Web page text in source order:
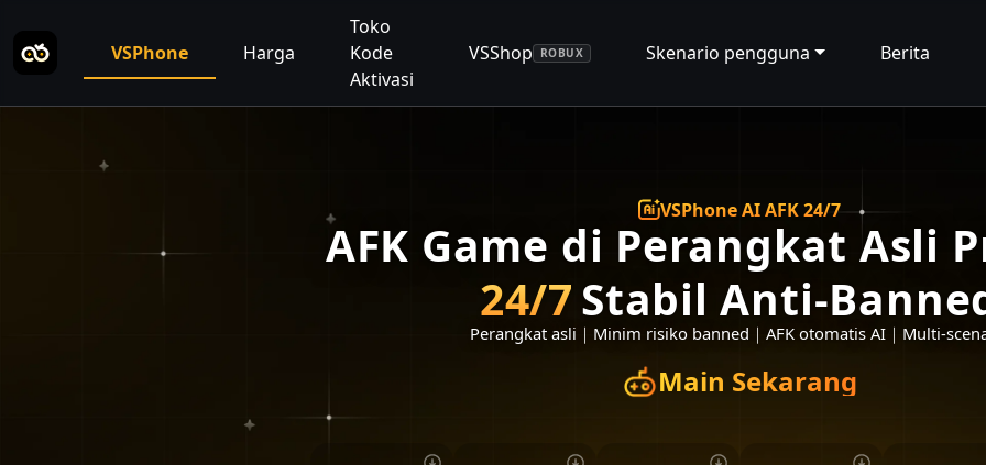
VSPhone Harga
Toko
Kode
Aktivasi
VSShop ROBUX Skenario pengguna Berita
VSPhone AI AFK 24/7
AFK Game di Perangkat Asli
24/7Stabil Anti-
Perangkat asli ｜ Minim risiko banned ｜ AFK otomatis AI｜ Multi-
Main Sekarang